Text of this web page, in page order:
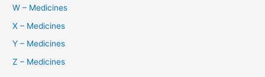
W – Medicines
X – Medicines
Y – Medicines
Z – Medicines